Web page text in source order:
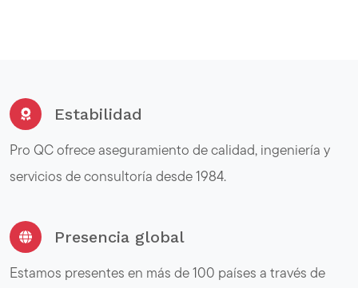
Estabilidad
Pro QC ofrece aseguramiento de calidad, ingeniería y
servicios de consultoría desde 1984.
Presencia global
Estamos presentes en más de 100 países a través de